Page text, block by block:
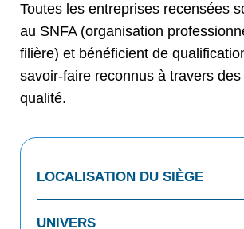
Toutes les entreprises recensées
au SNFA (organisation
filière) et bénéficient de
savoir-faire reconnus à travers
qualité.